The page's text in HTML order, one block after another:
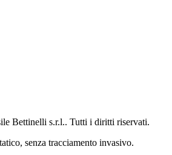
Bettinelli s.r.l.. Tutti i diritti riservati.
senza tracciamento invasivo.